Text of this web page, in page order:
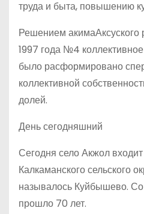
труда и быта, повышению
Решением акимаАксуского
1997 года №4
было расформировано
коллективной
долей.
День сегодняшний
Сегодня село Акжол входит
Калкаманского сельского
называлось Куйбышево.
прошло 70 лет.